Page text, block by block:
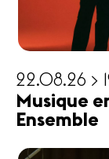
22.08.26 >
Musique
Ensemble